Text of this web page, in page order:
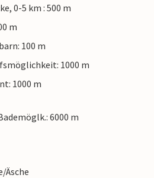
0-5 km : 500 m
m
100 m
1000 m
1000 m
6000 m
Äsche